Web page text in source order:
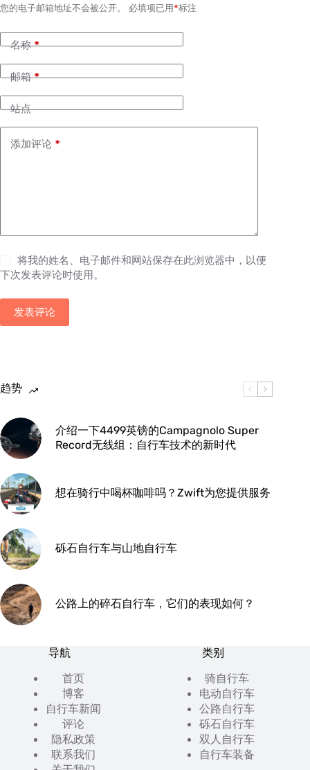
您的电子邮箱地址不会被公开。 必填项已用*标注
名称*
邮箱*
站点
添加评论 *
将我的姓名、电子邮件和网站保存在此浏览器中，以便
下次发表评论时使用。
发表评论
趋势
介绍一下4499英镑的Campagnolo Super
Record无线组：自行车技术的新时代
想在骑行中喝杯咖啡吗？Zwift为您提供服务
砾石自行车与山地自行车
公路上的碎石自行车，它们的表现如何？
导航
首页
博客
自行车新闻
评论
隐私政策
联系我们
类别
骑自行车
电动自行车
公路自行车
砾石自行车
双人自行车
自行车装备